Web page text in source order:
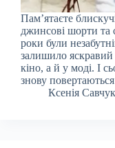
Пам’ятаєте
джинсові шорти та
роки були
залишило яскравий
кіно, а й у моді. І
знову
Ксенія Савчук